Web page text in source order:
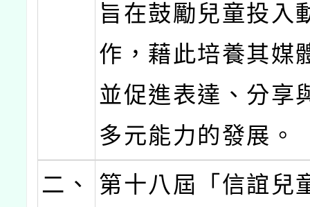
旨在鼓勵兒童投入
作，藉此培養其媒
並促進表達、分享
多元能力的發展。
二、
第十八屆「信誼兒